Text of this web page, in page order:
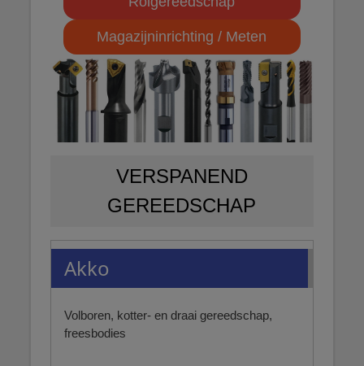
Magazijninrichting / Meten
VERSPANEND
GEREEDSCHAP
Akko
Volboren, kotter- en draai gereedschap,
freesbodies